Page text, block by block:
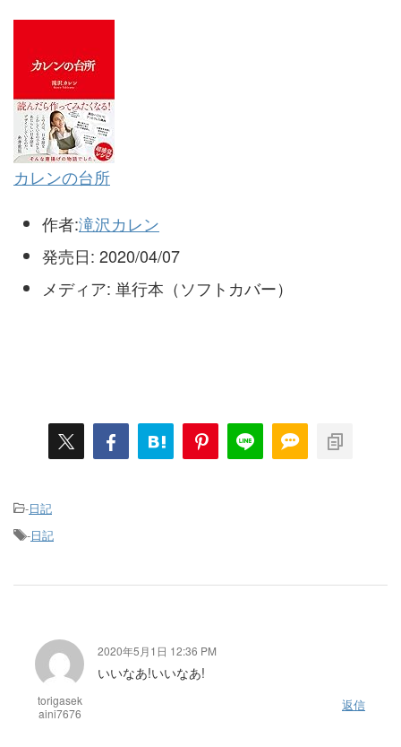
カレンの台所
作者:滝沢カレン
発売日: 2020/04/07
メディア: 単行本（ソフトカバー）
-日記
-日記
torigasek
aini7676
2020年5月1日 12:36 PM
いいなあ!いいなあ!
返信